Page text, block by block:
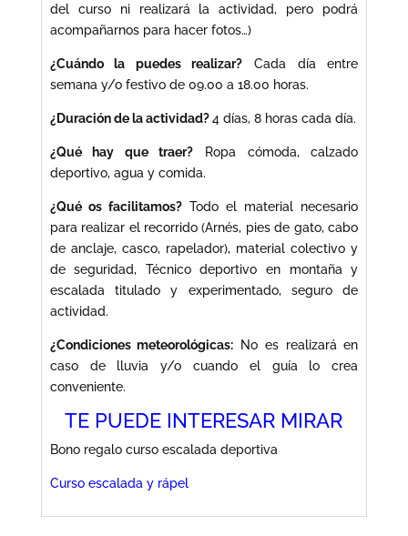
del curso ni realizará la actividad, pero podrá
acompañarnos para hacer fotos…)
¿Cuándo la puedes realizar? Cada día entre
semana y/o festivo de 09.00 a 18.00 horas.
¿Duración de la actividad?4 días, 8 horas cada día.
¿Qué hay que traer? Ropa cómoda, calzado
deportivo, agua y comida.
¿Qué os facilitamos?Todo el material necesario
para realizar el recorrido (Arnés, pies de gato, cabo
de anclaje, casco, rapelador), material colectivo y
de seguridad, Técnico deportivo en montaña y
escalada titulado y experimentado, seguro de
actividad.
¿Condiciones meteorológicas: No es realizará en
caso de lluvia y/o cuando el guía lo crea
conveniente.
TE PUEDE INTERESAR MIRAR
Bono regalo curso escalada deportiva
Curso escalada y rápel